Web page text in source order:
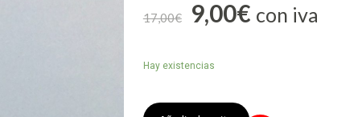
17,00€ 9,00€ con iva
Hay existencias